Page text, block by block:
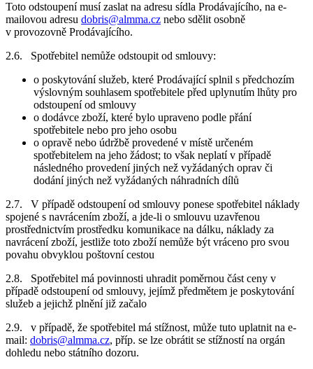
Toto odstoupení musí zaslat na adresu sídla Prodávajícího, na e-
mailovou adresu dobris@almma.cz nebo sdělit osobně
v provozovně Prodávajícího.
2.6. Spotřebitel nemůže odstoupit od smlouvy:
o poskytování služeb, které Prodávající splnil s předchozím
výslovným souhlasem spotřebitele před uplynutím lhůty pro
odstoupení od smlouvy
o dodávce zboží, které bylo upraveno podle přání
spotřebitele nebo pro jeho osobu
o opravě nebo údržbě provedené v místě určeném
spotřebitelem na jeho žádost; to však neplatí v případě
následného provedení jiných než vyžádaných oprav či
dodání jiných než vyžádaných náhradních dílů
2.7. V případě odstoupení od smlouvy ponese spotřebitel náklady
spojené s navrácením zboží, a jde-li o smlouvu uzavřenou
prostřednictvím prostředku komunikace na dálku, náklady za
navrácení zboží, jestliže toto zboží nemůže být vráceno pro svou
povahu obvyklou poštovní cestou
2.8. Spotřebitel má povinnosti uhradit poměrnou část ceny v
případě odstoupení od smlouvy, jejímž předmětem je poskytování
služeb a jejichž plnění již začalo
2.9. v případě, že spotřebitel má stížnost, může tuto uplatnit na e-
mail: dobris@almma.cz, příp. se lze obrátit se stížností na orgán
dohledu nebo státního dozoru.